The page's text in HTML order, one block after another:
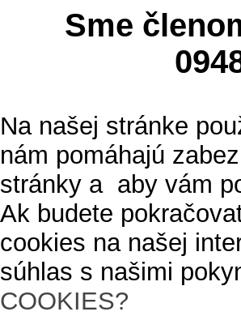
Sme
Na našej stránke
nám pomáhajú
stránky a aby vám
Ak budete
cookies na našej
súhlas s našimi
COOKIES?